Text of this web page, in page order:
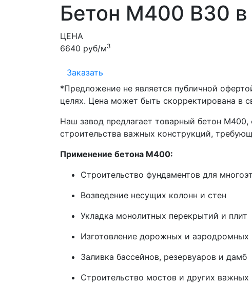
Бетон М400 В30 в
ЦЕНА
6640 руб/м3
Заказать
*Предложение не является публичной
целях. Цена может быть скорректирована в
Наш завод предлагает товарный бетон
строительства важных конструкций,
Применение бетона М400:
Строительство фундаментов для
Возведение несущих колонн и стен
Укладка монолитных перекрытий и плит
Изготовление дорожных и аэродромных
Заливка бассейнов, резервуаров и дамб
Строительство мостов и других